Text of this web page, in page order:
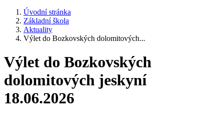
Úvodní stránka
Základní škola
Aktuality
Výlet do Bozkovských dolomitových...
Výlet do Bozkovských
dolomitových jeskyní
18.06.2026